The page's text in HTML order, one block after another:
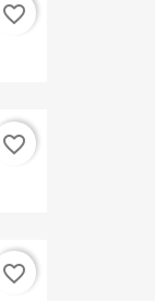
favorite_border
favorite_border
favorite_border